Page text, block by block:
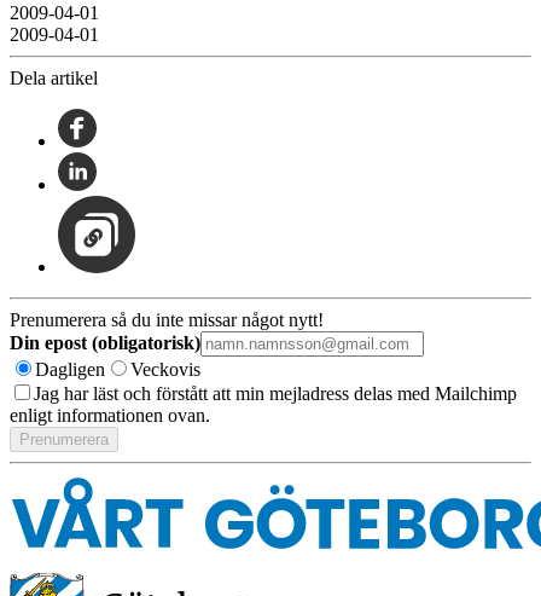
2009-04-01
2009-04-01
Dela artikel
Prenumerera så du inte missar något nytt!
Din epost (obligatorisk)
Dagligen
Veckovis
Jag har läst och förstått att min mejladress delas med Mailchimp
enligt informationen ovan.